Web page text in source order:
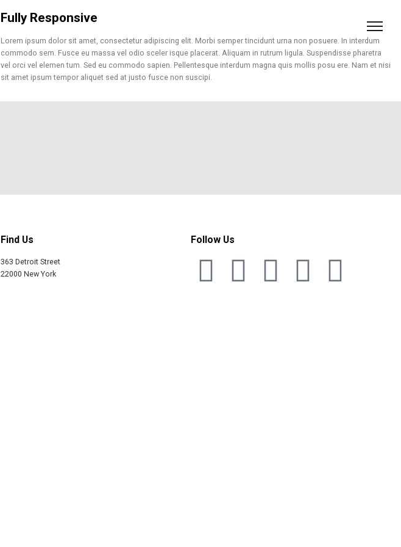
Fully Responsive
Lorem ipsum dolor sit amet, consectetur adipiscing elit. Morbi semper tincidunt urna non posuere. In interdum
commodo sem. Fusce eu massa vel odio sceler isque placerat. Aliquam in rutrum ligula. Suspendisse pharetra
vel orci vel elemen tum. Sed eu commodo sapien. Pellentesque interdum magna quis mollis posu ere. Nam et nisi
sit amet ipsum tempor aliquet sed at justo fusce non suscipi.
Find Us
363 Detroit Street
22000 New York
Follow Us